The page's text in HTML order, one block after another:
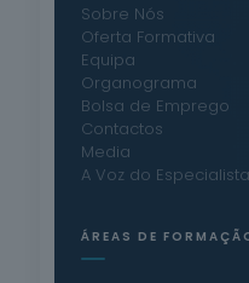
Sobre Nós
Oferta Formativa
Equipa
Organograma
Bolsa de Emprego
Contactos
Media
A Voz do Especialista
ÁREAS DE